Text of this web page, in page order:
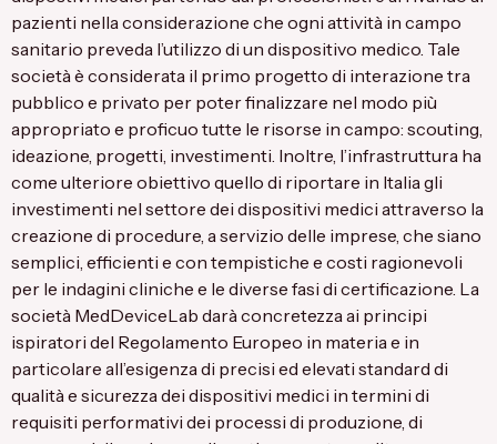
pazienti nella considerazione che ogni attività in campo
sanitario preveda l’utilizzo di un dispositivo medico. Tale
società è considerata il primo progetto di interazione tra
pubblico e privato per poter finalizzare nel modo più
appropriato e proficuo tutte le risorse in campo: scouting,
ideazione, progetti, investimenti. Inoltre, l’infrastruttura ha
come ulteriore obiettivo quello di riportare in Italia gli
investimenti nel settore dei dispositivi medici attraverso la
creazione di procedure, a servizio delle imprese, che siano
semplici, efficienti e con tempistiche e costi ragionevoli
per le indagini cliniche e le diverse fasi di certificazione. La
società MedDeviceLab darà concretezza ai principi
ispiratori del Regolamento Europeo in materia e in
particolare all’esigenza di precisi ed elevati standard di
qualità e sicurezza dei dispositivi medici in termini di
requisiti performativi dei processi di produzione, di